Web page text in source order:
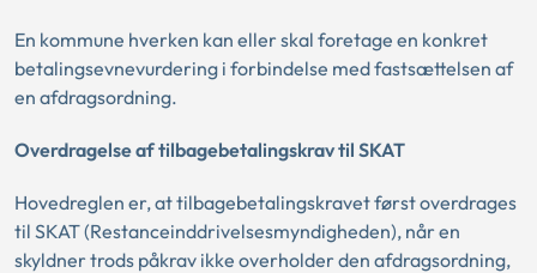
En kommune hverken kan eller skal foretage en konkret
betalingsevnevurdering i forbindelse med fastsættelsen af
en afdragsordning.
Overdragelse af tilbagebetalingskrav til SKAT
Hovedreglen er, at tilbagebetalingskravet først overdrages
til SKAT (Restanceinddrivelsesmyndigheden), når en
skyldner trods påkrav ikke overholder den afdragsordning,